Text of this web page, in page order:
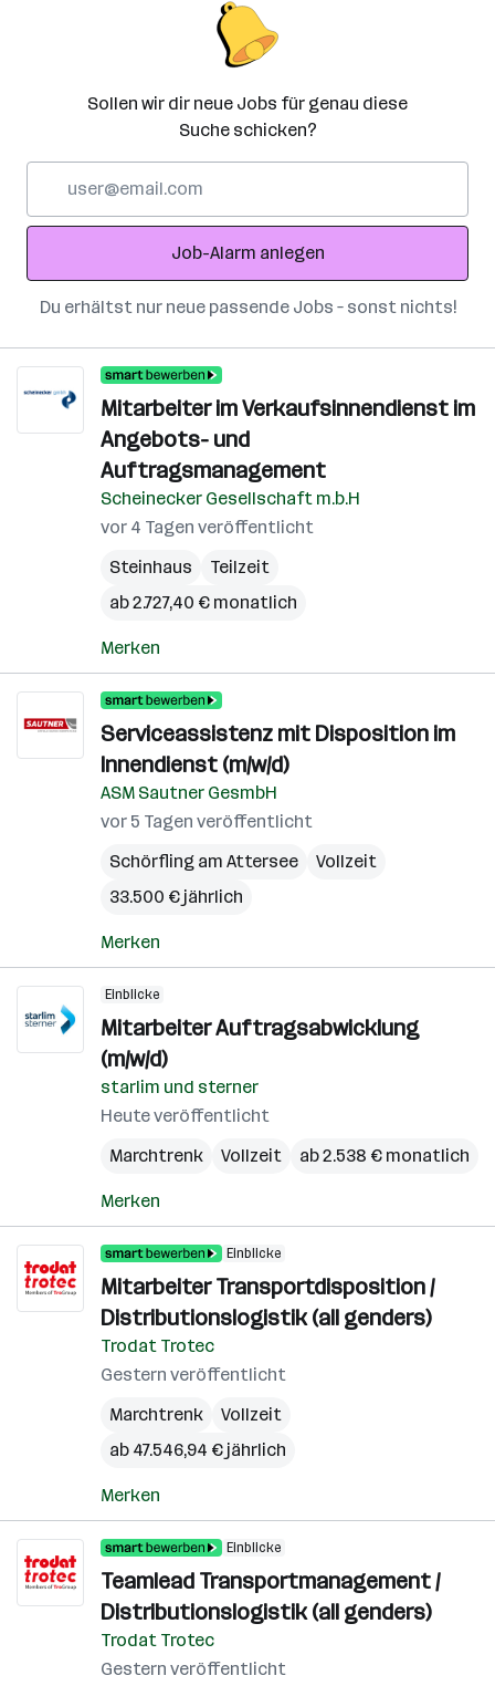
Sollen wir dir neue Jobs für genau diese
Suche schicken?
Adresse
Job-Alarm anlegen
Du erhältst nur neue passende Jobs – sonst nichts!
Mitarbeiter im Verkaufsinnendienst im
Angebots- und
Auftragsmanagement
Scheinecker Gesellschaft m.b.H
vor 4 Tagen veröffentlicht
Steinhaus
Teilzeit
ab 2.727,40 € monatlich
Merken
Serviceassistenz mit Disposition im
Innendienst (m/w/d)
ASM Sautner GesmbH
vor 5 Tagen veröffentlicht
Schörfling am Attersee
Vollzeit
33.500 € jährlich
Merken
Einblicke
Mitarbeiter Auftragsabwicklung
(m/w/d)
starlim und sterner
Heute veröffentlicht
Marchtrenk
Vollzeit ab 2.538 € monatlich
Merken
Einblicke
Mitarbeiter Transportdisposition /
Distributionslogistik (all genders)
Trodat Trotec
Gestern veröffentlicht
Marchtrenk
Vollzeit
ab 47.546,94 € jährlich
Merken
Einblicke
Teamlead Transportmanagement /
Distributionslogistik (all genders)
Trodat Trotec
Gestern veröffentlicht